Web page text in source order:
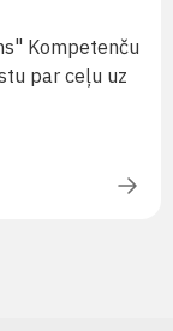
Kompetenču
par ceļu uz